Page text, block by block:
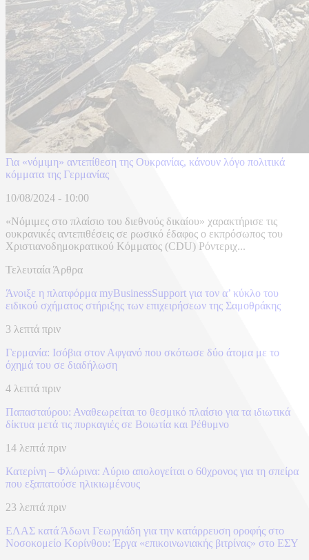
Για «νόμιμη» αντεπίθεση της Ουκρανίας, κάνουν λόγο πολιτικά
κόμματα της Γερμανίας
10/08/2024 - 10:00
«Νόμιμες στο πλαίσιο του διεθνούς δικαίου» χαρακτήρισε τις
ουκρανικές αντεπιθέσεις σε ρωσικό έδαφος ο εκπρόσωπος του
Χριστιανοδημοκρατικού Κόμματος (CDU) Ρόντεριχ...
Τελευταία Άρθρα
Άνοιξε η πλατφόρμα myBusinessSupport για τον α’ κύκλο του
ειδικού σχήματος στήριξης των επιχειρήσεων της Σαμοθράκης
3 λεπτά πριν
Γερμανία: Ισόβια στον Αφγανό που σκότωσε δύο άτομα με το
όχημά του σε διαδήλωση
4 λεπτά πριν
Παπασταύρου: Αναθεωρείται το θεσμικό πλαίσιο για τα ιδιωτικά
δίκτυα μετά τις πυρκαγιές σε Βοιωτία και Ρέθυμνο
14 λεπτά πριν
Κατερίνη – Φλώρινα: Αύριο απολογείται ο 60χρονος για τη σπείρα
που εξαπατούσε ηλικιωμένους
23 λεπτά πριν
ΕΛΑΣ κατά Άδωνι Γεωργιάδη για την κατάρρευση οροφής στο
Νοσοκομείο Κορίνθου: Έργα «επικοινωνιακής βιτρίνας» στο ΕΣΥ